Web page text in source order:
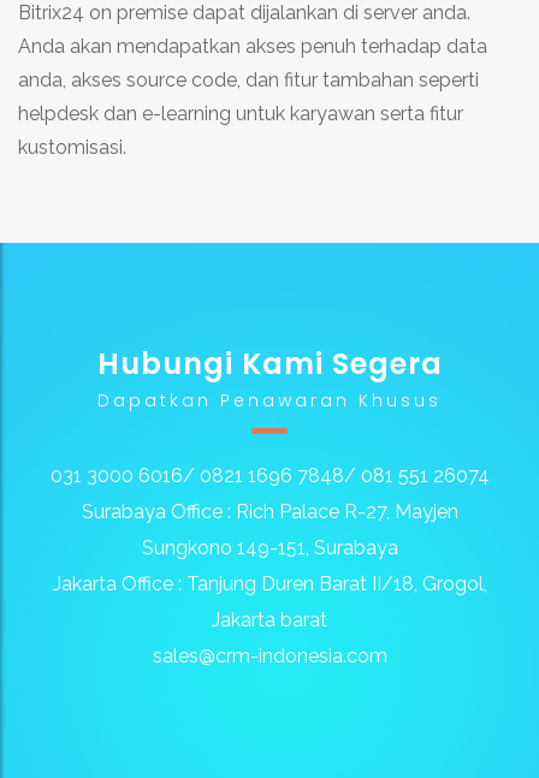
Bitrix24 on premise dapat dijalankan di server anda.
Anda akan mendapatkan akses penuh terhadap data
anda, akses source code, dan fitur tambahan seperti
helpdesk dan e-learning untuk karyawan serta fitur
kustomisasi.
Hubungi Kami Segera
Dapatkan Penawaran Khusus
031 3000 6016/ 0821 1696 7848/ 081 551 26074
Surabaya Office : Rich Palace R-27, Mayjen
Sungkono 149-151, Surabaya
Jakarta Office : Tanjung Duren Barat II/18, Grogol,
Jakarta barat
sales@crm-indonesia.com